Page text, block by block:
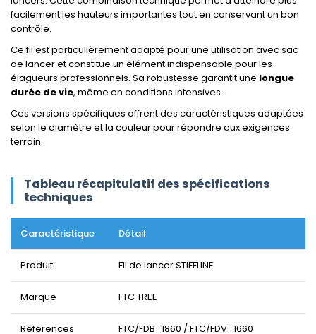
facilement les hauteurs importantes tout en conservant un bon
contrôle.
Ce fil est particulièrement adapté pour une utilisation avec sac
de lancer et constitue un élément indispensable pour les
élagueurs professionnels. Sa robustesse garantit une longue
durée de vie, même en conditions intensives.
Ces versions spécifiques offrent des caractéristiques adaptées
selon le diamètre et la couleur pour répondre aux exigences
terrain.
Tableau récapitulatif des spécifications
techniques
Caractéristique Détail
Produit Fil de lancer STIFFLINE
Marque FTC TREE
Références FTC/FDB_1860 / FTC/FDV_1660